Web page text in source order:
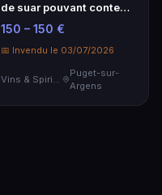
de suar pouvant contenir
22 bouteilles 36x16x130
cm
150 – 150 €
📅 Invendu le 03/07/2026
Vins & Spiritueux
Puget-sur-
Argens